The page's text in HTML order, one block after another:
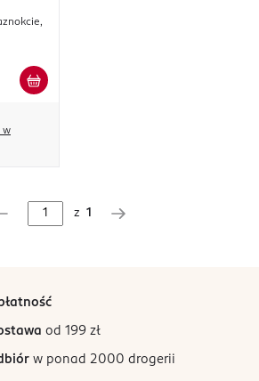
w
z 1
od 199 zł
w ponad 2000 drogerii